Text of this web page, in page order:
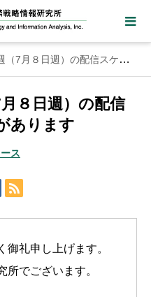
週）の配信スケジュールに変更があります
８日週）の配信
あります
ス
御礼申し上げます。
所でございます。